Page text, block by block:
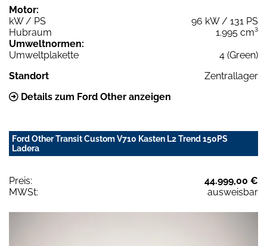
Motor:
kW / PS
96 kW / 131 PS
Hubraum
1.995 cm³
Umweltnormen:
Umweltplakette
4 (Green)
Standort
Zentrallager
Details zum Ford Other anzeigen
Ford Other Transit Custom V710 Kasten L2 Trend 150PS
Ladera
Preis:
44.999,00 €
MWSt:
ausweisbar